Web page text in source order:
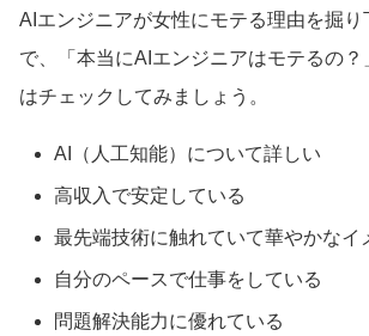
AIエンジニアが女性にモテる理由を掘
で、「本当にAIエンジニアはモテるの
はチェックしてみましょう。
AI（人工知能）について詳しい
高収入で安定している
最先端技術に触れていて華やかなイ
自分のペースで仕事をしている
問題解決能力に優れている